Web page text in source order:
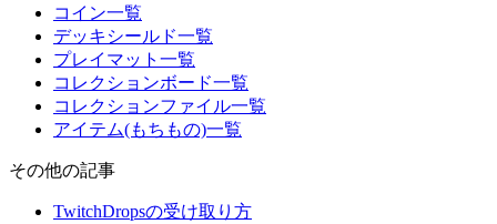
コイン一覧
デッキシールド一覧
プレイマット一覧
コレクションボード一覧
コレクションファイル一覧
アイテム(もちもの)一覧
その他の記事
TwitchDropsの受け取り方